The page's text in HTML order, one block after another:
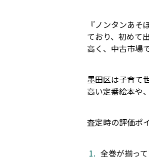
『ノンタンあ
ており、初めて
高く、中古市場
墨田区は子育て
高い定番絵本や
査定時の評価ポ
全巻が揃っ